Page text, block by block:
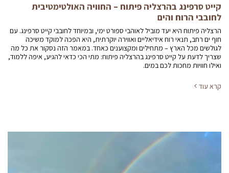
קייט סרפינג בהרצליה פיתוח – החוויה האולטימטיבית
לחובבי הרוח והים
הרצליה פיתוח היא יעד מוביל לאוהבי ספורט ימי, ובמיוחד לחובבי קייט סרפינג. עם
חוף ים רחב, תנאי רוח אידיאליים ואווירה יוקרתית, היא הפכה למוקד משיכה
לגולשים מכל הארץ – מתחילים ומקצוענים כאחד. במאמר הזה נסקור את כל מה
שצריך לדעת על קייט סרפינג בהרצליה פיתוח: מתי הכי כדאי להגיע, איפה ללמוד,
ואילו חוויות מחכות לכם במים.
קרא עוד